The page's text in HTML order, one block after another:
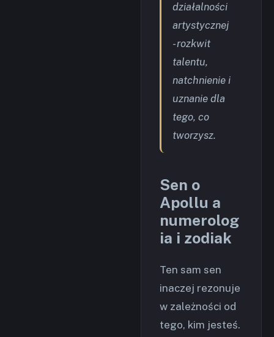
działalności
artystycznej
- rozkwit
talentu,
natchnienie i
uznanie dla
tego, co
tworzysz.
Sen o
Apollu a
numerolog
ia i zodiak
Ten sam sen
inaczej rezonuje
w zależności od
tego, kim jesteś.